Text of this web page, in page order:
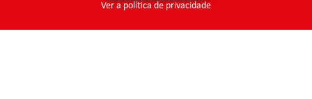
Ver a política de privacidade
@condorpinturaartistica
@condorlimpezaprofissional